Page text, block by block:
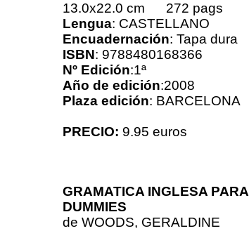
13.0x22.0 cm 272 pags
Lengua: CASTELLANO
Encuadernación: Tapa dura
ISBN: 9788480168366
Nº Edición:1ª
Año de edición:2008
Plaza edición: BARCELONA
PRECIO: 9.95 euros
GRAMATICA INGLESA PARA
DUMMIES
de WOODS, GERALDINE